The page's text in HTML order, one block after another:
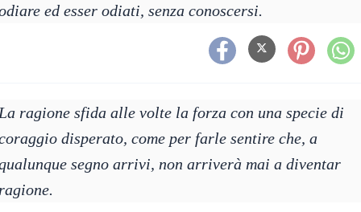
ed esser odiati, senza conoscersi.
ragione sfida alle volte la forza con una specie di
disperato, come per farle sentire che, a
segno arrivi, non arriverà mai a diventar